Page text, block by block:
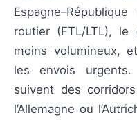
routier (FTL/LTL), le
moins volumineux,
les envois
suivent des
l’Allemagne ou